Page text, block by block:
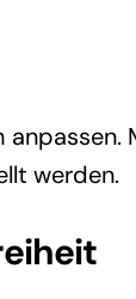
werden.